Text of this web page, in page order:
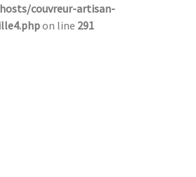
couvreur-artisan-
on line 291